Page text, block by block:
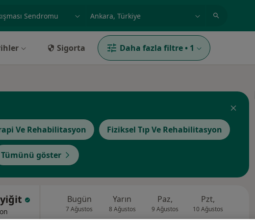
Sigorta Daha fazla filtre • 1
Ve Rehabilitasyon Fiziksel Tıp Ve Rehabilitasyon
Tümünü göster
Bugün
7 Ağustos
Yarın
8 Ağustos
Paz,
9 Ağustos
Pzt,
10 Ağustos